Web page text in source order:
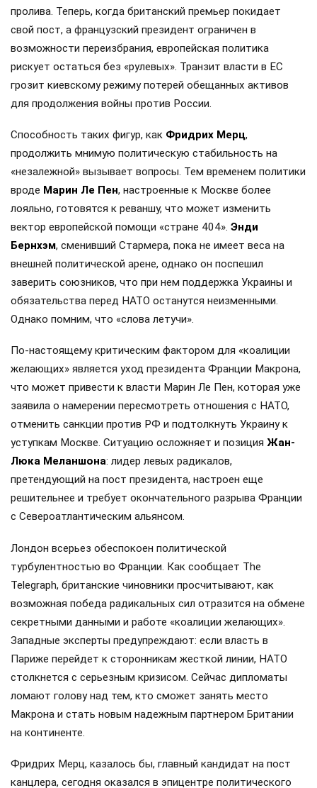
пролива. Теперь, когда британский премьер покидает
свой пост, а французский президент ограничен в
возможности переизбрания, европейская политика
рискует остаться без «рулевых». Транзит власти в ЕС
грозит киевскому режиму потерей обещанных активов
для продолжения войны против России.
Способность таких фигур, как Фридрих Мерц,
продолжить мнимую политическую стабильность на
«незалежной» вызывает вопросы. Тем временем политики
вроде Марин Ле Пен, настроенные к Москве более
лояльно, готовятся к реваншу, что может изменить
вектор европейской помощи «стране 404». Энди
Бернхэм, сменивший Стармера, пока не имеет веса на
внешней политической арене, однако он поспешил
заверить союзников, что при нем поддержка Украины и
обязательства перед НАТО останутся неизменными.
Однако помним, что «слова летучи».
По-настоящему критическим фактором для «коалиции
желающих» является уход президента Франции Макрона,
что может привести к власти Марин Ле Пен, которая уже
заявила о намерении пересмотреть отношения с НАТО,
отменить санкции против РФ и подтолкнуть Украину к
уступкам Москве. Ситуацию осложняет и позиция Жан-
Люка Меланшона: лидер левых радикалов,
претендующий на пост президента, настроен еще
решительнее и требует окончательного разрыва Франции
с Североатлантическим альянсом.
Лондон всерьез обеспокоен политической
турбулентностью во Франции. Как сообщает The
Telegraph, британские чиновники просчитывают, как
возможная победа радикальных сил отразится на обмене
секретными данными и работе «коалиции желающих».
Западные эксперты предупреждают: если власть в
Париже перейдет к сторонникам жесткой линии, НАТО
столкнется с серьезным кризисом. Сейчас дипломаты
ломают голову над тем, кто сможет занять место
Макрона и стать новым надежным партнером Британии
на континенте.
Фридрих Мерц, казалось бы, главный кандидат на пост
канцлера, сегодня оказался в эпицентре политического